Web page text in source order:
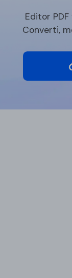
Editor
Converti,